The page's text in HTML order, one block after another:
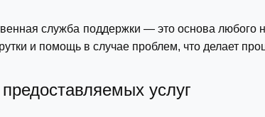
служба поддержки — это основа любого
и помощь в случае проблем, что делает
услуг